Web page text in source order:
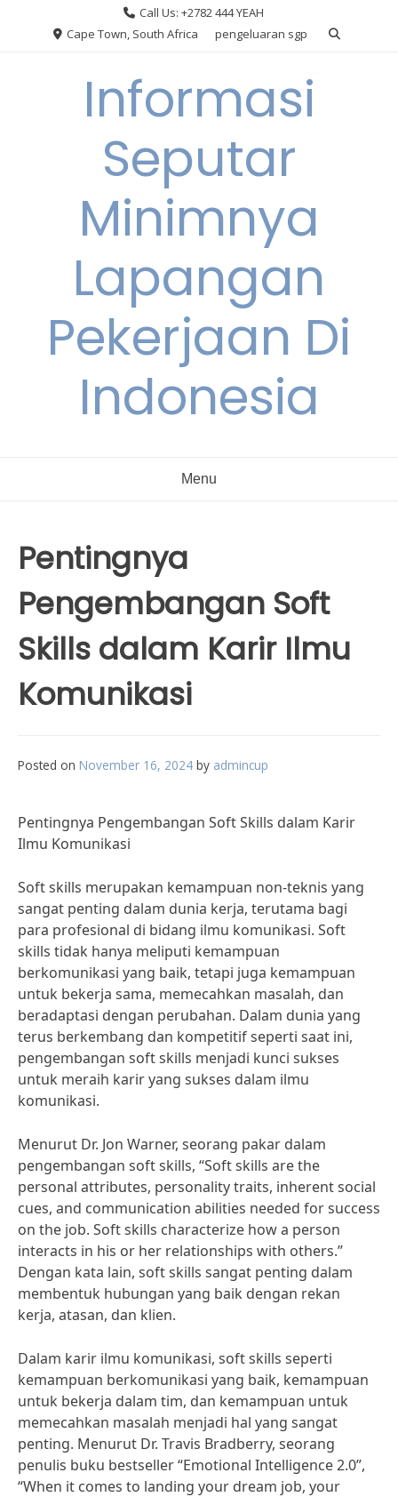
Call Us: +2782 444 YEAH
Cape Town, South Africa
pengeluaran sgp
Informasi
Seputar
Minimnya
Lapangan
Pekerjaan Di
Indonesia
Menu
Pentingnya
Pengembangan Soft
Skills dalam Karir Ilmu
Komunikasi
Posted on November 16, 2024 by admincup
Pentingnya Pengembangan Soft Skills dalam Karir
Ilmu Komunikasi
Soft skills merupakan kemampuan non-teknis yang
sangat penting dalam dunia kerja, terutama bagi
para profesional di bidang ilmu komunikasi. Soft
skills tidak hanya meliputi kemampuan
berkomunikasi yang baik, tetapi juga kemampuan
untuk bekerja sama, memecahkan masalah, dan
beradaptasi dengan perubahan. Dalam dunia yang
terus berkembang dan kompetitif seperti saat ini,
pengembangan soft skills menjadi kunci sukses
untuk meraih karir yang sukses dalam ilmu
komunikasi.
Menurut Dr. Jon Warner, seorang pakar dalam
pengembangan soft skills, “Soft skills are the
personal attributes, personality traits, inherent social
cues, and communication abilities needed for success
on the job. Soft skills characterize how a person
interacts in his or her relationships with others.”
Dengan kata lain, soft skills sangat penting dalam
membentuk hubungan yang baik dengan rekan
kerja, atasan, dan klien.
Dalam karir ilmu komunikasi, soft skills seperti
kemampuan berkomunikasi yang baik, kemampuan
untuk bekerja dalam tim, dan kemampuan untuk
memecahkan masalah menjadi hal yang sangat
penting. Menurut Dr. Travis Bradberry, seorang
penulis buku bestseller “Emotional Intelligence 2.0”,
“When it comes to landing your dream job, your